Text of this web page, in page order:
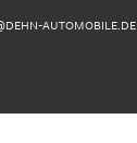
AUTOMOBILE.DE